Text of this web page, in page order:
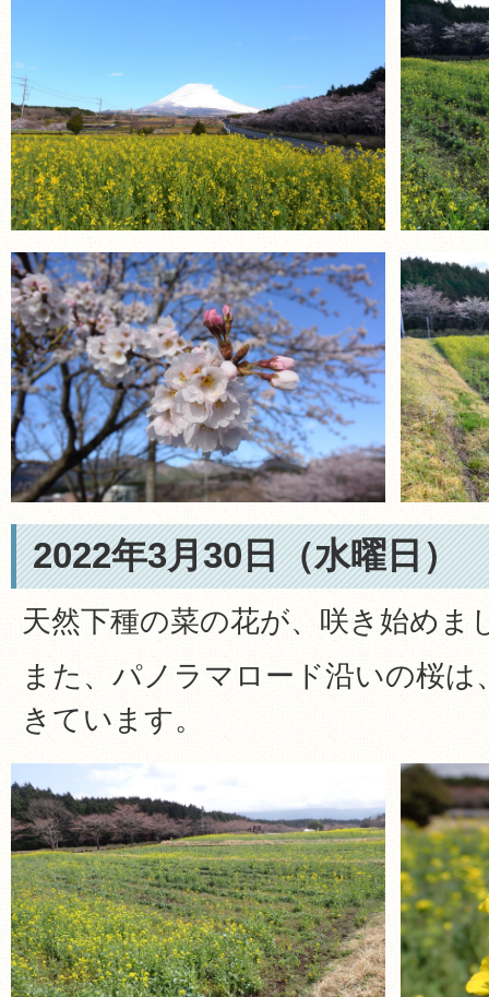
2022年3月30日（水曜日）
天然下種の菜の花が、咲き始めま
また、パノラマロード沿いの桜
きています。